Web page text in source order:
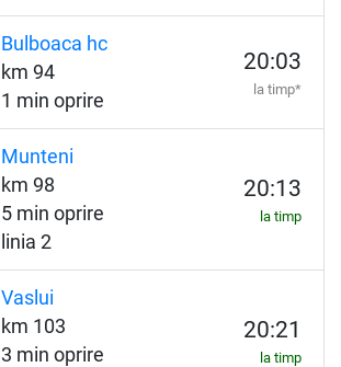
Bulboaca hc
km 94
1 min oprire
20:03
la timp*
Munteni
km 98
5 min oprire
linia 2
20:13
la timp
Vaslui
km 103
3 min oprire
20:21
la timp